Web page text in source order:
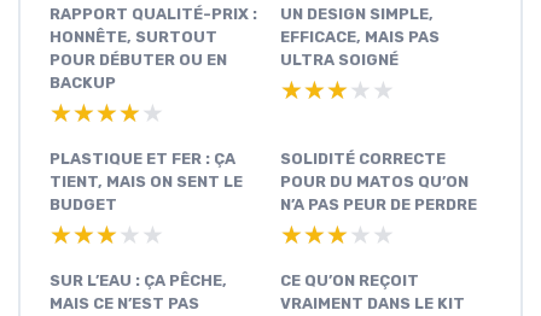
RAPPORT QUALITÉ-PRIX :
HONNÊTE, SURTOUT
POUR DÉBUTER OU EN
BACKUP
★★★★★
★★★★★
UN DESIGN SIMPLE,
EFFICACE, MAIS PAS
ULTRA SOIGNÉ
★★★★★
★★★★★
PLASTIQUE ET FER : ÇA
TIENT, MAIS ON SENT LE
BUDGET
★★★★★
★★★★★
SOLIDITÉ CORRECTE
POUR DU MATOS QU’ON
N’A PAS PEUR DE PERDRE
★★★★★
★★★★★
SUR L’EAU : ÇA PÊCHE,
MAIS CE N’EST PAS
CE QU’ON REÇOIT
VRAIMENT DANS LE KIT